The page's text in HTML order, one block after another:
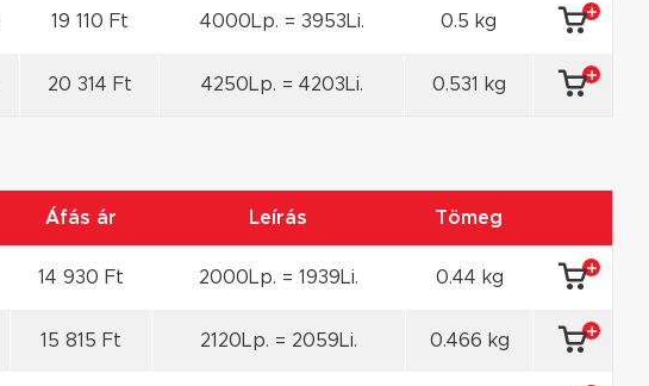
19 110 Ft 4000Lp. = 3953Li. 0.5 kg
20 314 Ft 4250Lp. = 4203Li. 0.531 kg
Áfás ár Leírás Tömeg
14 930 Ft 2000Lp. = 1939Li. 0.44 kg
15 815 Ft 2120Lp. = 2059Li. 0.466 kg